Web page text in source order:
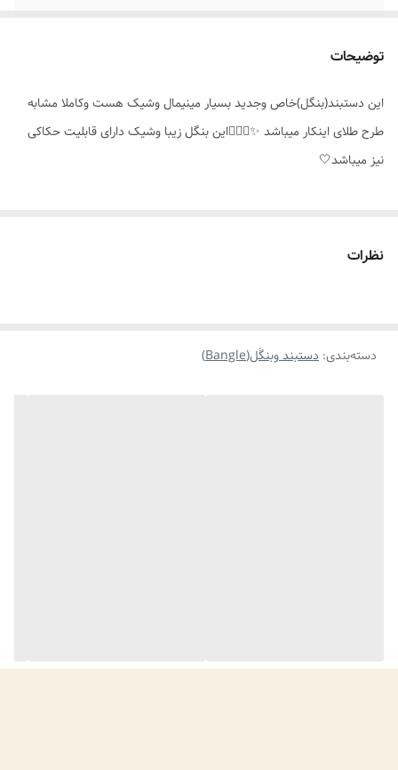
مناسب برای خانمها
توضیحات
این دستبند(بنگل)خاص وجدید بسیار مینیمال وشیک هست وکاملا مشابه
طرح طلای اینکار میباشد ✨️👌🏻💫این بنگل زیبا وشیک دارای قابلیت حکاکی
نیز میباشد🤍
نظرات
دسته‌بندی: دستبند وبنگَل(Bangle)